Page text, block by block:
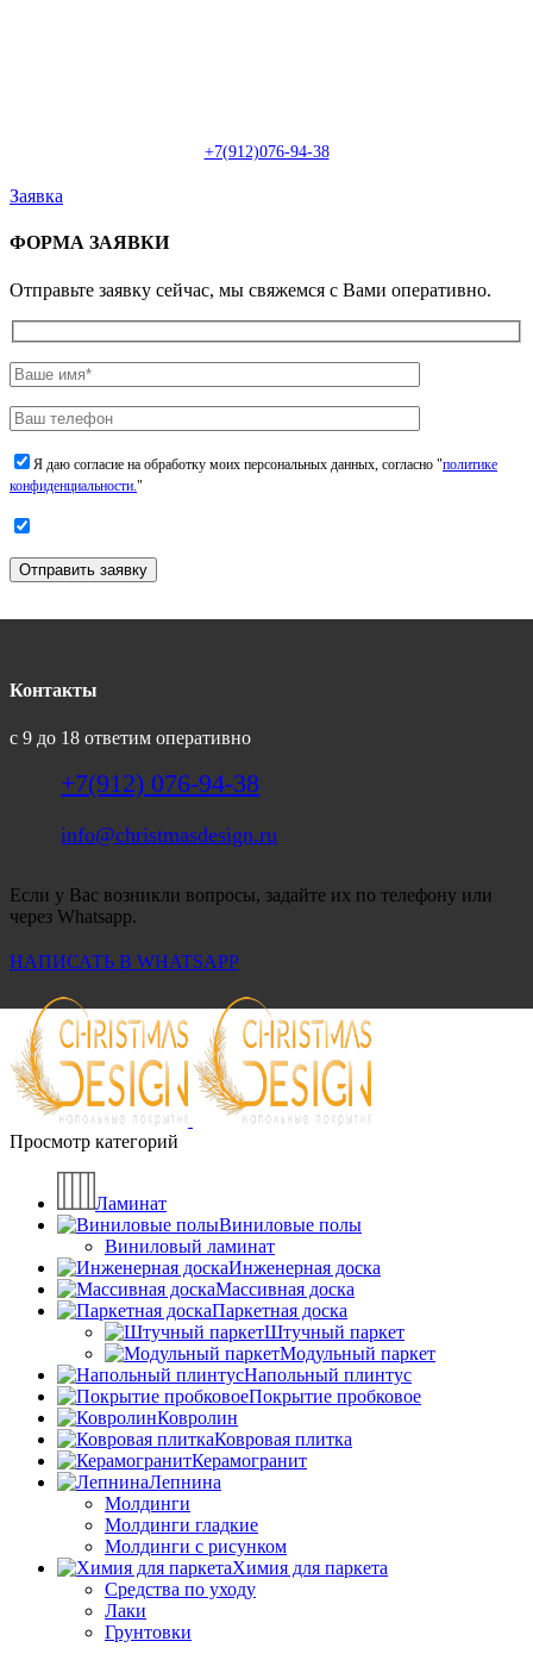
+7(912)076-94-38
Заявка
ФОРМА ЗАЯВКИ
Отправьте заявку сейчас, мы свяжемся с Вами оперативно.
Я даю согласие на обработку моих персональных данных, согласно "политике
конфиденциальности."
Отправить заявку
Контакты
с 9 до 18 ответим оперативно
+7(912) 076-94-38
info@christmasdesign.ru
Если у Вас возникли вопросы, задайте их по телефону или
через Whatsapp.
НАПИСАТЬ В WHATSAPP
Просмотр категорий
Ламинат
Виниловые полы
Виниловый ламинат
Инженерная доска
Массивная доска
Паркетная доска
Штучный паркет
Модульный паркет
Напольный плинтус
Покрытие пробковое
Ковролин
Ковровая плитка
Керамогранит
Лепнина
Молдинги
Молдинги гладкие
Молдинги с рисунком
Химия для паркета
Средства по уходу
Лаки
Грунтовки